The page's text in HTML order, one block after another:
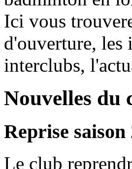
Ici vous
d'ouverture, les
interclubs,
Nouvelles du
Reprise saison
Le club